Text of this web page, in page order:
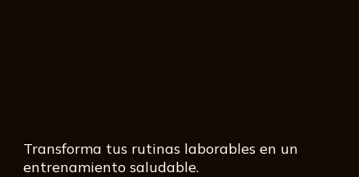
Transforma tus rutinas laborables en un
entrenamiento saludable.